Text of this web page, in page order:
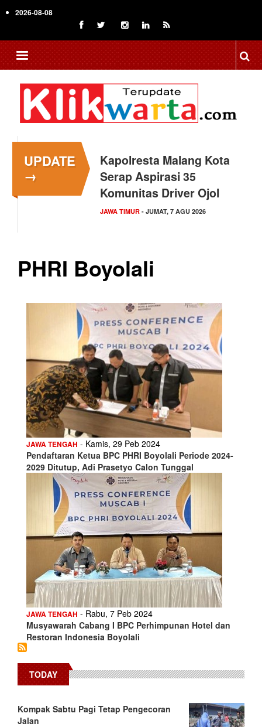
to
content
2026-08-08
UPDATE
→
Kapolresta Malang Kota
Serap Aspirasi 35
Komunitas Driver Ojol
JAWA TIMUR - JUMAT, 7 AGU 2026
PHRI Boyolali
JAWA TENGAH - Kamis, 29 Peb 2024
Pendaftaran Ketua BPC PHRI Boyolali Periode 2024-
2029 Ditutup, Adi Prasetyo Calon Tunggal
JAWA TENGAH - Rabu, 7 Peb 2024
Musyawarah Cabang I BPC Perhimpunan Hotel dan
Restoran Indonesia Boyolali
TODAY
Kompak Sabtu Pagi Tetap Pengecoran
Jalan